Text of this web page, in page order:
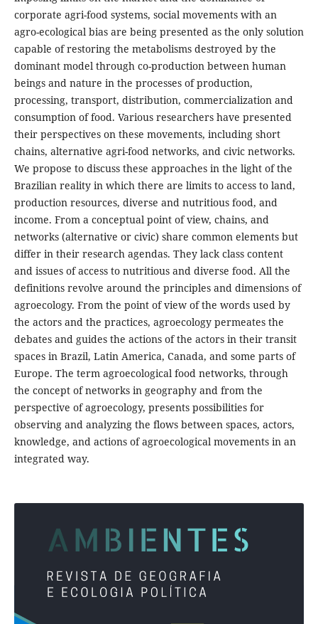
corporate agri-food systems, social movements with an
agro-ecological bias are being presented as the only solution
capable of restoring the metabolisms destroyed by the
dominant model through co-production between human
beings and nature in the processes of production,
processing, transport, distribution, commercialization and
consumption of food. Various researchers have presented
their perspectives on these movements, including short
chains, alternative agri-food networks, and civic networks.
We propose to discuss these approaches in the light of the
Brazilian reality in which there are limits to access to land,
production resources, diverse and nutritious food, and
income. From a conceptual point of view, chains, and
networks (alternative or civic) share common elements but
differ in their research agendas. They lack class content
and issues of access to nutritious and diverse food. All the
definitions revolve around the principles and dimensions of
agroecology. From the point of view of the words used by
the actors and the practices, agroecology permeates the
debates and guides the actions of the actors in their transit
spaces in Brazil, Latin America, Canada, and some parts of
Europe. The term agroecological food networks, through
the concept of networks in geography and from the
perspective of agroecology, presents possibilities for
observing and analyzing the flows between spaces, actors,
knowledge, and actions of agroecological movements in an
integrated way.